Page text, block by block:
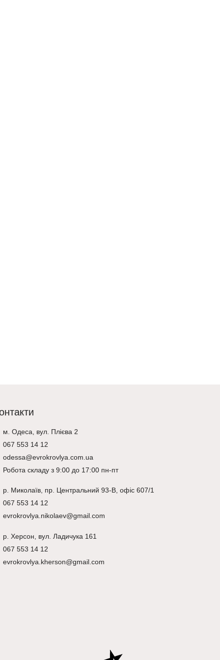
м. Одеса, вул. Плієва 2
067 553 14 12
odessa@evrokrovlya.com.ua
Робота складу з 9:00 до 17:00 пн-пт
р. Миколаїв, пр. Центральний 93-В, офіс 607/1
067 553 14 12
evrokrovlya.nikolaev@gmail.com
р. Херсон, вул. Ладичука 161
067 553 14 12
evrokrovlya.kherson@gmail.com